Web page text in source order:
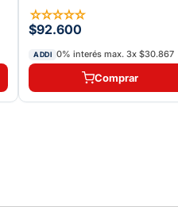
☆☆☆☆☆
$92.600
ADDI 0% interés max. 3x $30.867
Comprar